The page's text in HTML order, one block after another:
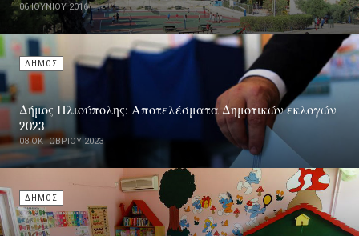
06 ΙΟΥΝΊΟΥ 2016
ΔΗΜΟΣ
Δήμος Ηλιούπολης: Αποτελέσματα Δημοτικών εκλογών
2023
08 ΟΚΤΩΒΡΊΟΥ 2023
ΔΗΜΟΣ